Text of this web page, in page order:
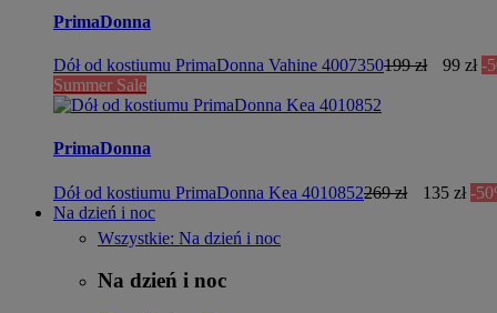
PrimaDonna
Dół od kostiumu PrimaDonna Vahine 4007350199 zł 99 zł -
Summer Sale
PrimaDonna
Dół od kostiumu PrimaDonna Kea 4010852269 zł 135 zł -
Na dzień i noc
Wszystkie: Na dzień i noc
Na dzień i noc